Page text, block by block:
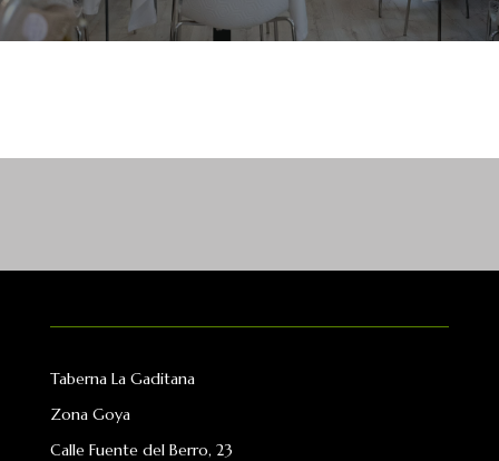
Taberna La Gaditana
Zona Goya
Calle Fuente del Berro, 23